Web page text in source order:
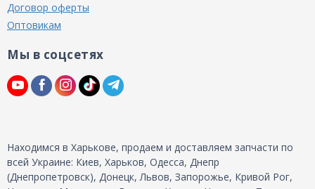
Договор оферты
Оптовикам
Мы в соцсетях
Находимся в Харькове, продаем и доставляем запчасти по
всей Украине: Киев, Харьков, Одесса, Днепр
(Днепропетровск), Донецк, Львов, Запорожье, Кривой Рог,